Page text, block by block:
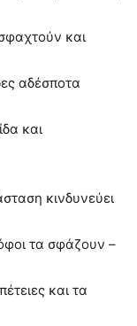
και
αδέσποτα
και
κινδυνεύει
τα σφάζουν –
και τα